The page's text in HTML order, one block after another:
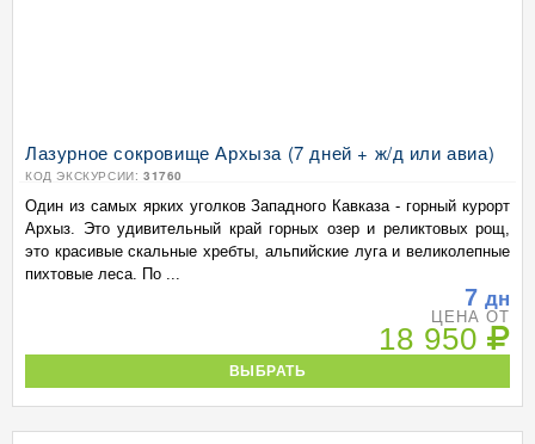
Лазурное сокровище Архыза (7 дней + ж/д или авиа)
КОД ЭКСКУРСИИ: 31760
Один из самых ярких уголков Западного Кавказа - горный курорт
Архыз. Это удивительный край горных озер и реликтовых рощ,
это красивые скальные хребты, альпийские луга и великолепные
пихтовые леса. По ...
7 дн
ЦЕНА ОТ
18 950
ВЫБРАТЬ